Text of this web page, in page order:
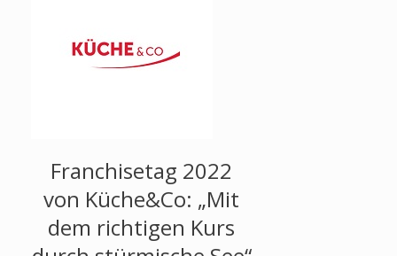
Franchisetag 2022
von Küche&Co: „Mit
dem richtigen Kurs